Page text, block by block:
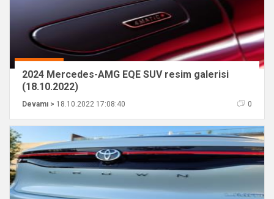
2024 Mercedes-AMG EQE SUV resim galerisi
(18.10.2022)
Devamı > 18.10.2022 17:08:40 0